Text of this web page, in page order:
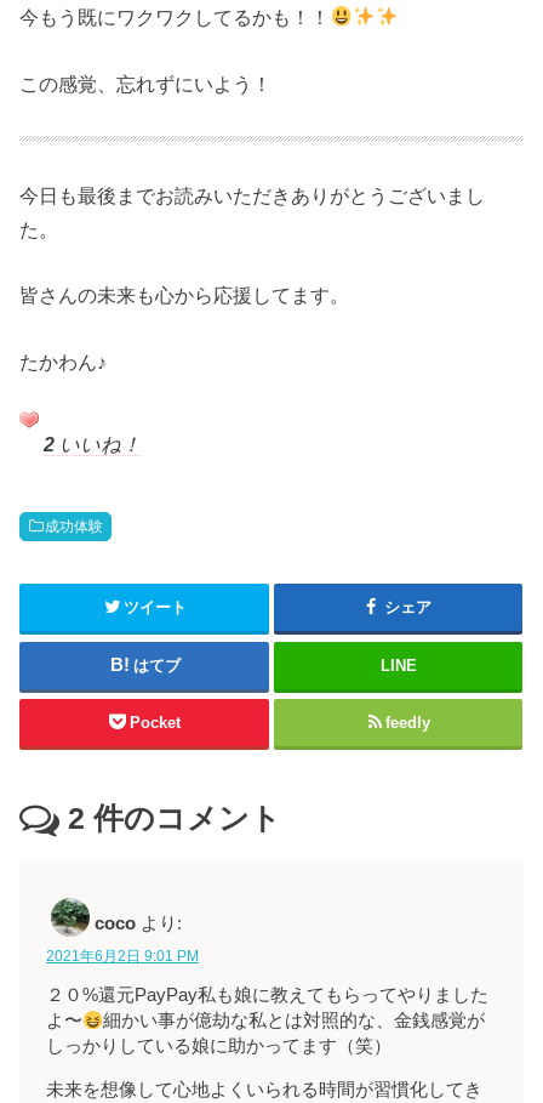
今もう既にワクワクしてるかも！！
この感覚、忘れずにいよう！
今日も最後までお読みいただきありがとうございまし
た。
皆さんの未来も心から応援してます。
たかわん♪
2 いいね！
成功体験
ツイート シェア
はてブ LINE
Pocket feedly
2 件のコメント
coco より:
2021年6月2日 9:01 PM
２０%還元PayPay私も娘に教えてもらってやりました
よ〜
細かい事が億劫な私とは対照的な、金銭感覚が
しっかりしている娘に助かってます（笑）
未来を想像して心地よくいられる時間が習慣化してき